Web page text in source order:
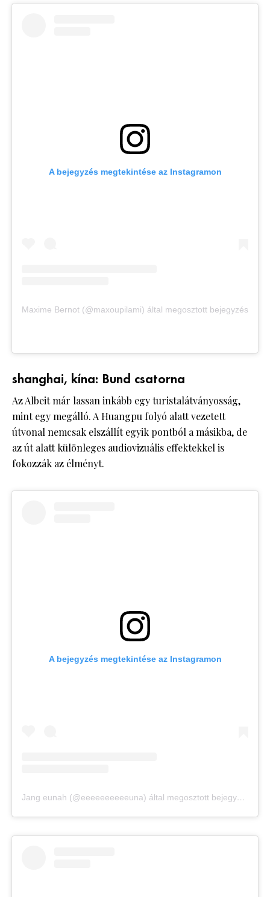
A bejegyzés megtekintése az Instagramon
Maxime Bernot (@maxoupilami) által megosztott bejegyzés
shanghai, kína: Bund csatorna
Az Albeit már lassan inkább egy turistalátványosság,
mint egy megálló. A Huangpu folyó alatt vezetett
útvonal nemcsak elszállít egyik pontból a másikba, de
az út alatt különleges audiovizuális effektekkel is
fokozzák az élményt.
A bejegyzés megtekintése az Instagramon
Jang eunah (@eeeeeeeeeeuna) által megosztott bejegyzés